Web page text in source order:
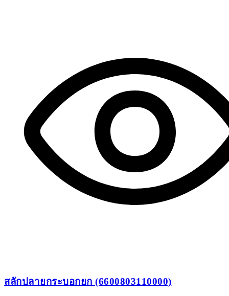
สลักปลายกระบอกยก (6600803110000)